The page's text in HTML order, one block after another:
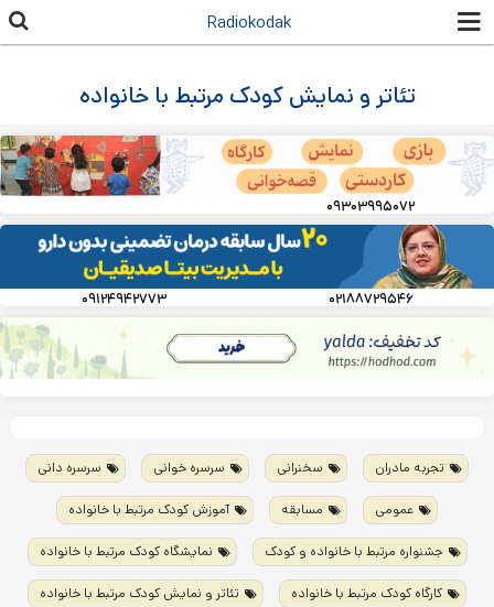
محتوای
Radiokodak
تئاتر و نمایش کودک مرتبط با خانواده
۰۹۳۰۳۹۹۵۰۷۲
۰۲۱۸۸۷۲۹۵۴۶ ۰۹۱۲۴۹۴۲۷۷۳
تجربه مادران سخنرانی سرسره خوانی سرسره دانی
عمومی مسابقه آموزش کودک مرتبط با خانواده
جشنواره مرتبط با خانواده و کودک نمایشگاه کودک مرتبط با خانواده
کارگاه کودک مرتبط با خانواده تئاتر و نمایش کودک مرتبط با خانواده